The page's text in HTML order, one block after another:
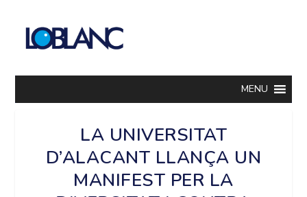
MENU
LA UNIVERSITAT
D’ALACANT LLANÇA UN
MANIFEST PER LA